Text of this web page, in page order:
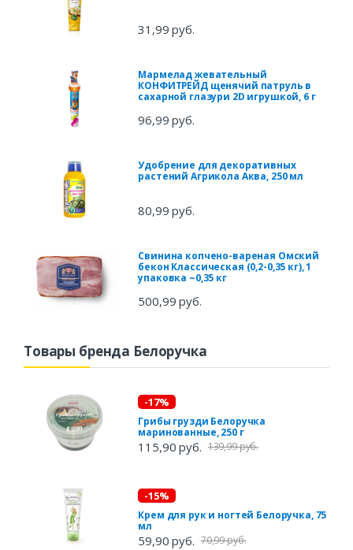
31,99 руб.
Мармелад жевательный
КОНФИТРЕЙД щенячий патруль в
сахарной глазури 2D игрушкой, 6 г
96,99 руб.
Удобрение для декоративных
растений Агрикола Аква, 250 мл
80,99 руб.
Свинина копчено-вареная Омский
бекон Классическая (0,2-0,35 кг), 1
упаковка ~0,35 кг
500,99 руб.
Товары бренда Белоручка
-17%
Грибы грузди Белоручка
маринованные, 250 г
115,90 руб. 139,99 руб.
-15%
Крем для рук и ногтей Белоручка, 75
мл
59,90 руб. 70,99 руб.